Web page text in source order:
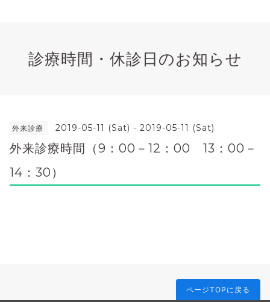
診療時間・休診日のお知らせ
外来診療 2019-05-11 (Sat) - 2019-05-11 (Sat)
外来診療時間（9：00－12：00 13：00－
14：30）
ページTOPに戻る